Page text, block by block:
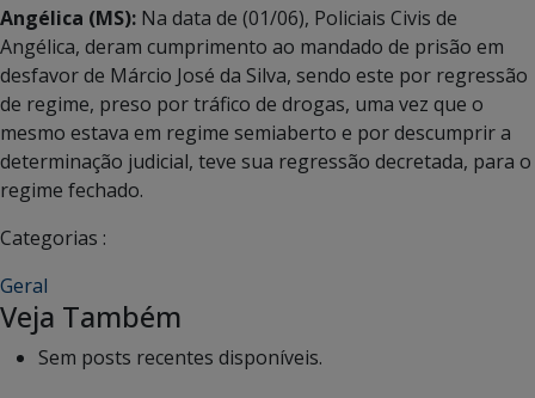
Angélica (MS): Na data de (01/06), Policiais Civis de
Angélica, deram cumprimento ao mandado de prisão em
desfavor de Márcio José da Silva, sendo este por regressão
de regime, preso por tráfico de drogas, uma vez que o
mesmo estava em regime semiaberto e por descumprir a
determinação judicial, teve sua regressão decretada, para o
regime fechado.
Categorias :
Geral
Veja Também
Sem posts recentes disponíveis.